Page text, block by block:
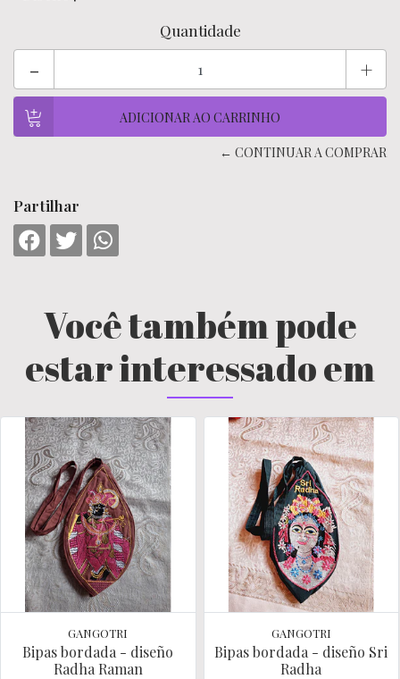
Quantidade
- +
← CONTINUAR A COMPRAR
Partilhar
Você também pode
estar interessado em
GANGOTRI
Bipas bordada - diseño
Radha Raman
GANGOTRI
Bipas bordada - diseño Sri
Radha